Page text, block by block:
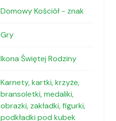
Domowy Kościół - znak
Gry
Ikona Świętej Rodziny
Karnety, kartki, krzyże,
bransoletki, medaliki,
obrazki, zakładki, figurki,
podkładki pod kubek